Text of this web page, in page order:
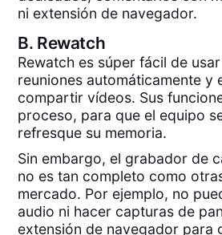
ni extensión de navegador.
B. Rewatch
Rewatch es súper fácil de
reuniones automáticamente y
compartir vídeos. Sus
proceso, para que el equipo
refresque su memoria.
Sin embargo, el grabador de
no es tan completo como
mercado. Por ejemplo, no
audio ni hacer capturas de
extensión de navegador para